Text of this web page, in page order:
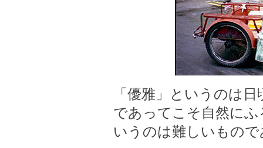
「優雅」というのは
であってこそ自然に
いうのは難しいもの